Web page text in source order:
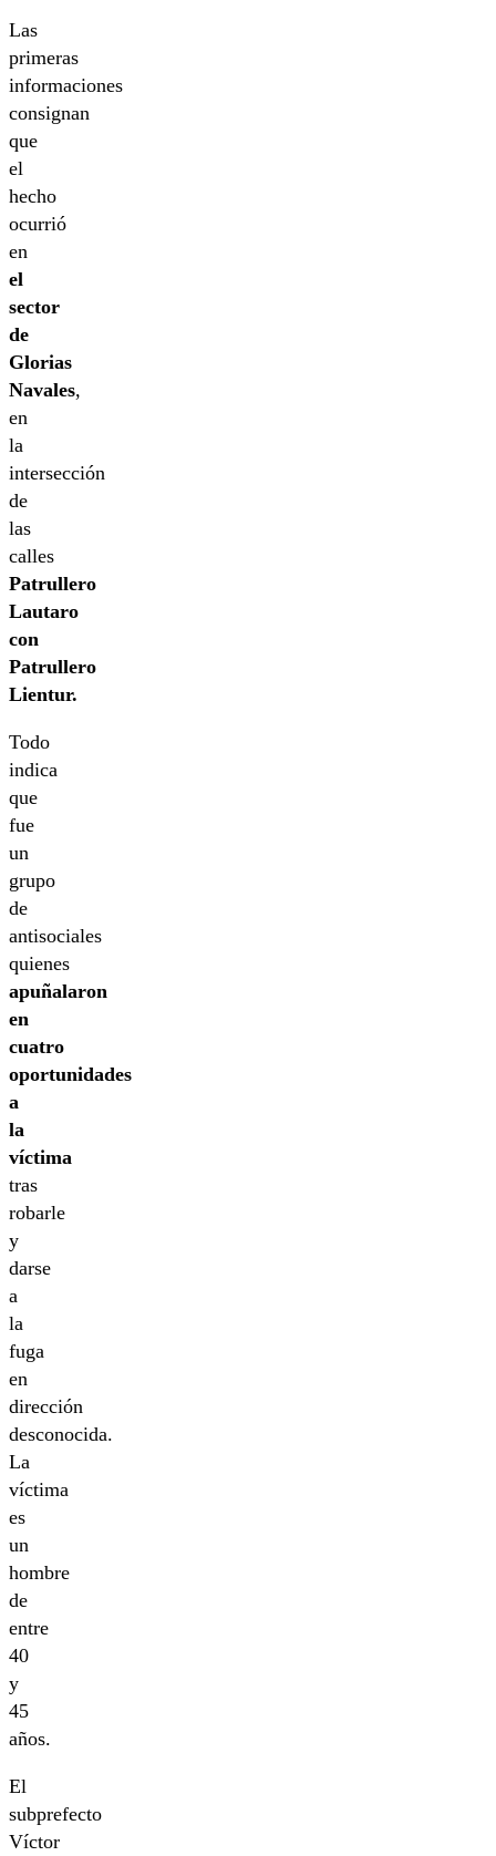
Las
primeras
informaciones
consignan
que
el
hecho
ocurrió
en
el
sector
de
Glorias
Navales,
en
la
intersección
de
las
calles
Patrullero
Lautaro
con
Patrullero
Lientur.
Todo
indica
que
fue
un
grupo
de
antisociales
quienes
apuñalaron
en
cuatro
oportunidades
a
la
víctima
tras
robarle
y
darse
a
la
fuga
en
dirección
desconocida.
La
víctima
es
un
hombre
de
entre
40
y
45
años.
El
subprefecto
Víctor